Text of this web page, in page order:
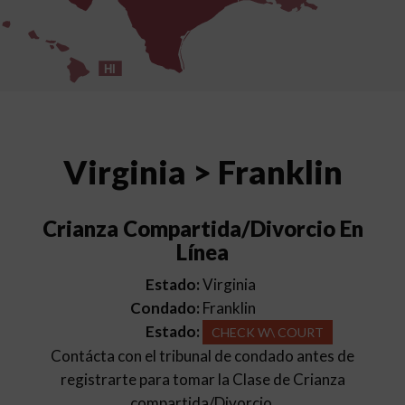
HI
Virginia > Franklin
Crianza Compartida/Divorcio En
Línea
Estado:Virginia
Condado: Franklin
Estado:
CHECK W\ COURT
Contácta con el tribunal de condado antes de
registrarte para tomar la Clase de Crianza